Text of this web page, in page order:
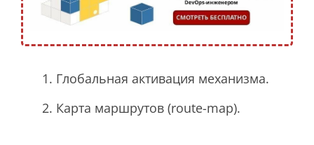
Глобальная активация механизма.
Карта маршрутов (route-map).